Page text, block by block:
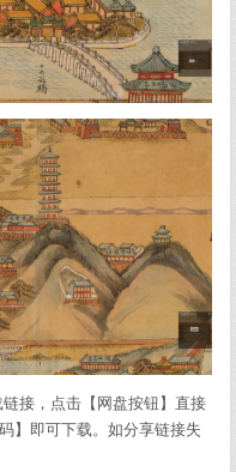
链接，点击【网盘按钮】直接
】即可下载。如分享链接失